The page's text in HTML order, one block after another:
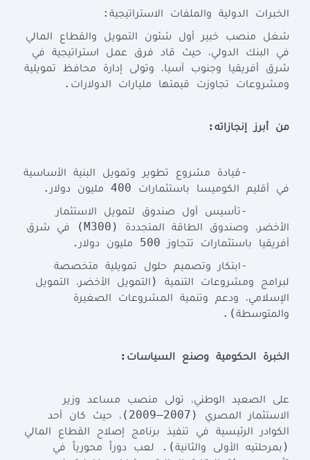
الخبرات الدولية والملفات الاستراتيجية :
شغل منصب خبير أول شئون التمويل والقطاع
المالي
في
البنك الدولي، حيث قاد فرق عمل استراتيجية
في
شرق
أفريقيا وجنوب آسيا، وتولى إدارة محافظ
تمويلية
ومشروعات
تجاوزت قيمتها مليارات الدولارات .
من أبرز إنجازاته :
-قيادة مشروع تطوير وتمويل البنية
الأساسية
في
أقليم الكوميسا باستثمارات مليون دولار .
-تأسيس أول صندوق لتمويل
الاستثمار
الأخضر،
وصندوق الطاقة المتجددة (M300) في
شرق
أفريقيا
باستثمارات تتجاوز مليون دولار .
-ابتكار وتصميم حلول تمويلية
متخصصة
لبرامج
ومشروعات التنمية ( التمويل الأخضر،
التمويل
الإسلامي،
ودعم وتنمية المشروعات
الصغيرة
والمتوسطة)
.
الخبرة الحكومية وصنع السياسات :
على الصعيد الوطني، تولى منصب مساعد
وزير
الاستثمار
المصري (2007–2009) ، حيث كان
أحد
الكوادر
الرئيسية في تنفيذ برنامج إصلاح القطاع المالي
( بمرحلتيه الأولى والثانية). لعب دوراً محورياً
في